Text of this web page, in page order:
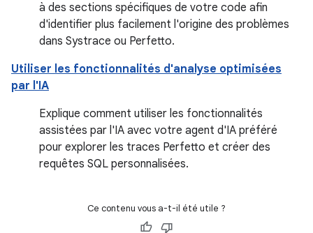
à des sections spécifiques de votre code afin
d'identifier plus facilement l'origine des problèmes
dans Systrace ou Perfetto.
Utiliser les fonctionnalités d'analyse optimisées
par l'IA
Explique comment utiliser les fonctionnalités
assistées par l'IA avec votre agent d'IA préféré
pour explorer les traces Perfetto et créer des
requêtes SQL personnalisées.
Ce contenu vous a-t-il été utile ?